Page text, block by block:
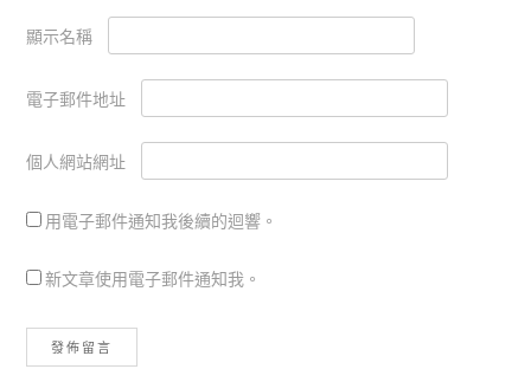
顯示名稱
電子郵件地址
個人網站網址
用電子郵件通知我後續的迴響。
新文章使用電子郵件通知我。